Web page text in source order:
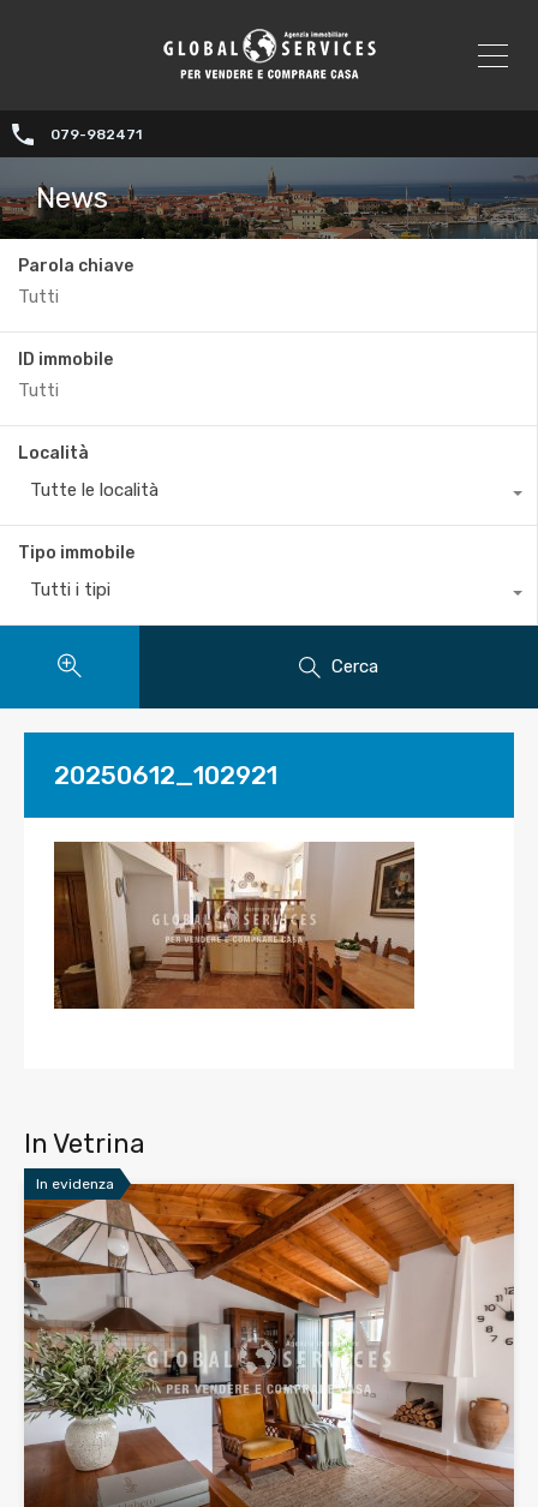
079-982471
News
Parola chiave
ID immobile
Località
Tutte le località
Tipo immobile
Tutti i tipi
Cerca
20250612_102921
In Vetrina
In evidenza